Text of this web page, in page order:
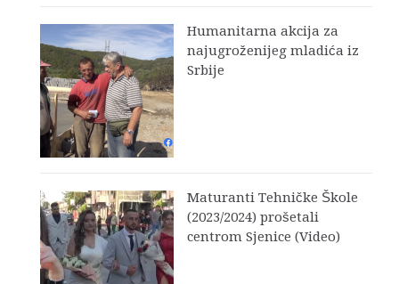
Humanitarna akcija za
najugroženijeg mladića iz
Srbije
Maturanti Tehničke Škole
(2023/2024) prošetali
centrom Sjenice (Video)